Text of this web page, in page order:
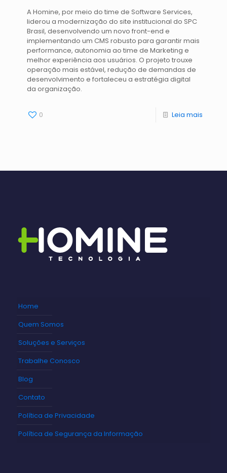
A Homine, por meio do time de Software Services,
liderou a modernização do site institucional do SPC
Brasil, desenvolvendo um novo front-end e
implementando um CMS robusto para garantir mais
performance, autonomia ao time de Marketing e
melhor experiência aos usuários. O projeto trouxe
operação mais estável, redução de demandas de
desenvolvimento e fortaleceu a estratégia digital
da organização.
0 Leia mais
Home
Quem Somos
Soluções e Serviços
Trabalhe Conosco
Blog
Contato
Política de Privacidade
Política de Segurança da Informação